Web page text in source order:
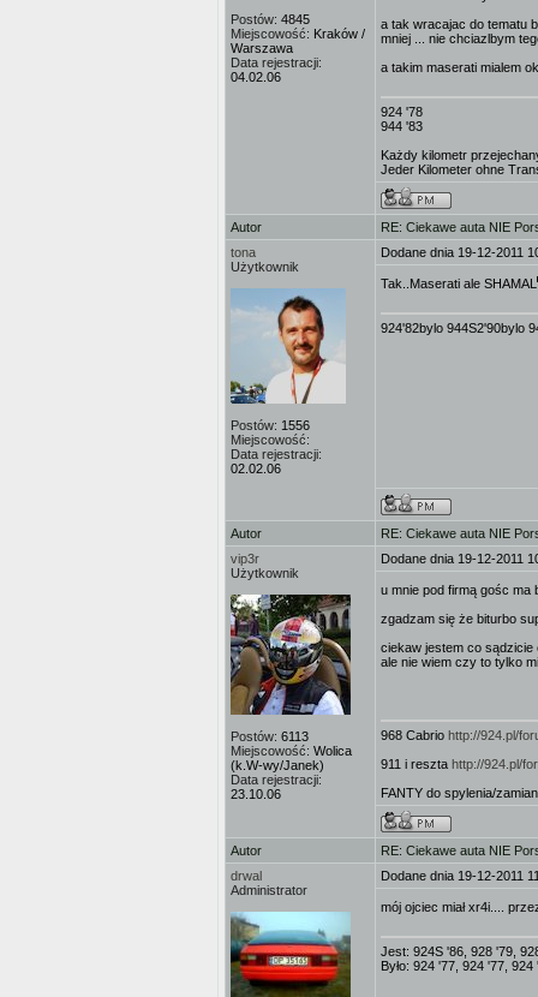
Postów: 4845
Miejscowość: Kraków /
Warszawa
Data rejestracji:
04.02.06
a tak wracajac do tematu
mniej ... nie chciazlbym
a takim maserati mialem
924 '78
944 '83
Każdy kilometr
Jeder Kilometer ohne
Autor
RE: Ciekawe auta NIE
tona
Użytkownik
Postów: 1556
Miejscowość:
Data rejestracji:
02.02.06
Dodane dnia 19-12-2011
Tak..Maserati ale SHAMAL
924'82bylo 944S2'90bylo
Autor
RE: Ciekawe auta NIE
vip3r
Użytkownik
Postów: 6113
Miejscowość: Wolica
(k.W-wy/Janek)
Data rejestracji:
23.10.06
Dodane dnia 19-12-2011
u mnie pod firmą gośc ma
zgadzam się że biturbo
ciekaw jestem co
ale nie wiem czy to tylko
968 Cabrio http://924.pl/
911 i reszta http://924.pl/
FANTY do spylenia/
Autor
RE: Ciekawe auta NIE
drwal
Administrator
Dodane dnia 19-12-2011
mój ojciec miał xr4i....
Jest: 924S '86, 928 '79,
Było: 924 '77, 924 '77,